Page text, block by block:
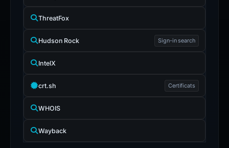
ThreatFox
Hudson Rock Sign-in search
IntelX
crt.sh Certificats
WHOIS
Wayback